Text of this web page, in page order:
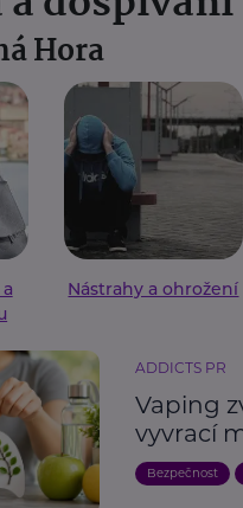
Hora
Nástrahy a ohrožení
ADDICTS PR
Vaping
vyvrací
Bezpečnost